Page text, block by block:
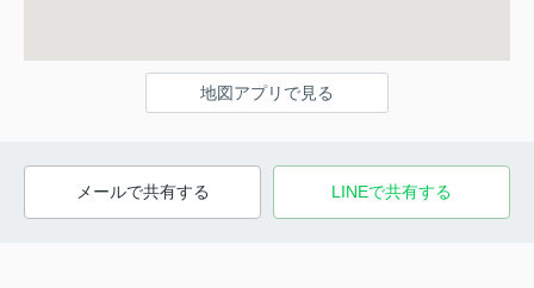
地図アプリで見る
メールで共有する LINEで共有する